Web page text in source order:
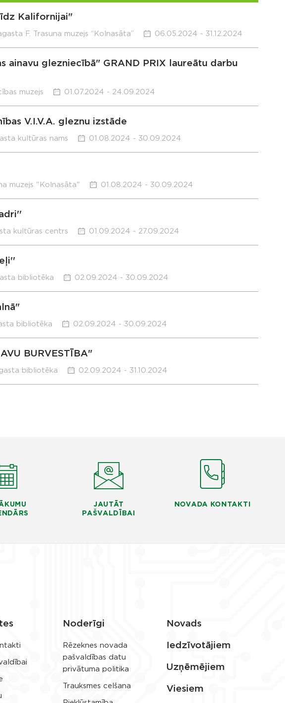
Kalifornijai"
F. Trasuna muzejs “Kolnasāta” 06.05.2024 - 31.12.2024
ainavu glezniecībā" GRAND PRIX laureātu darbu
muzejs 01.07.2024 - 24.09.2024
V.I.V.A. gleznu izstāde
kultūras nams 01.08.2024 - 30.09.2024
muzejs "Kolnasāta" 01.08.2024 - 30.09.2024
kultūras centrs 01.09.2024 - 27.09.2024
bibliotēka 02.09.2024 - 30.09.2024
bibliotēka 02.09.2024 - 30.09.2024
BURVESTĪBA"
bibliotēka 02.09.2024 - 31.10.2024
JAUTĀT
PAŠVALDĪBAI
NOVADA KONTAKTI
Noderīgi
Rēzeknes novada
pašvaldības datu
privātuma politika
Trauksmes celšana
Novads
Iedzīvotājiem
Uzņēmējiem
Viesiem